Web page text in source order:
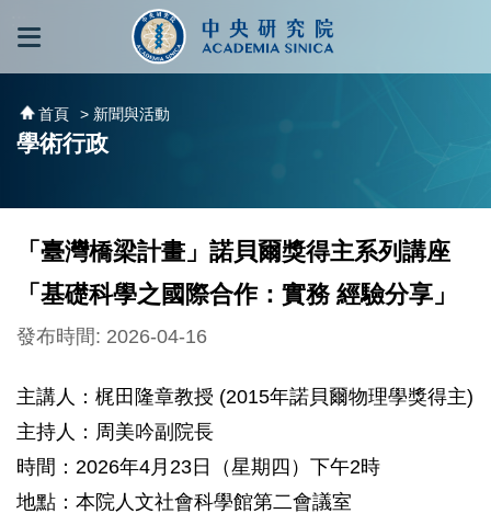
跳到主要內容區塊
首頁 > 新聞與活動
學術行政
「臺灣橋梁計畫」諾貝爾獎得主系列講座
「基礎科學之國際合作：實務 經驗分享」
發布時間: 2026-04-16
主講人：梶田隆章教授 (2015年諾貝爾物理學獎得主)
主持人：周美吟副院長
時間：2026年4月23日（星期四）下午2時
地點：本院人文社會科學館第二會議室